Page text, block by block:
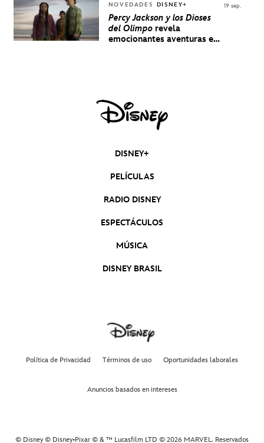
NOVEDADES DISNEY+
Percy Jackson y los Dioses
del Olimporevela
emocionantes aventuras en
19 sep.
DISNEY+
PELÍCULAS
RADIO DISNEY
ESPECTÁCULOS
MÚSICA
DISNEY BRASIL
Política de Privacidad Términos de uso Oportunidades laborales
Anuncios basados en intereses
© Disney © Disney•Pixar © & ™ Lucasfilm LTD © 2026 MARVEL. Reservados